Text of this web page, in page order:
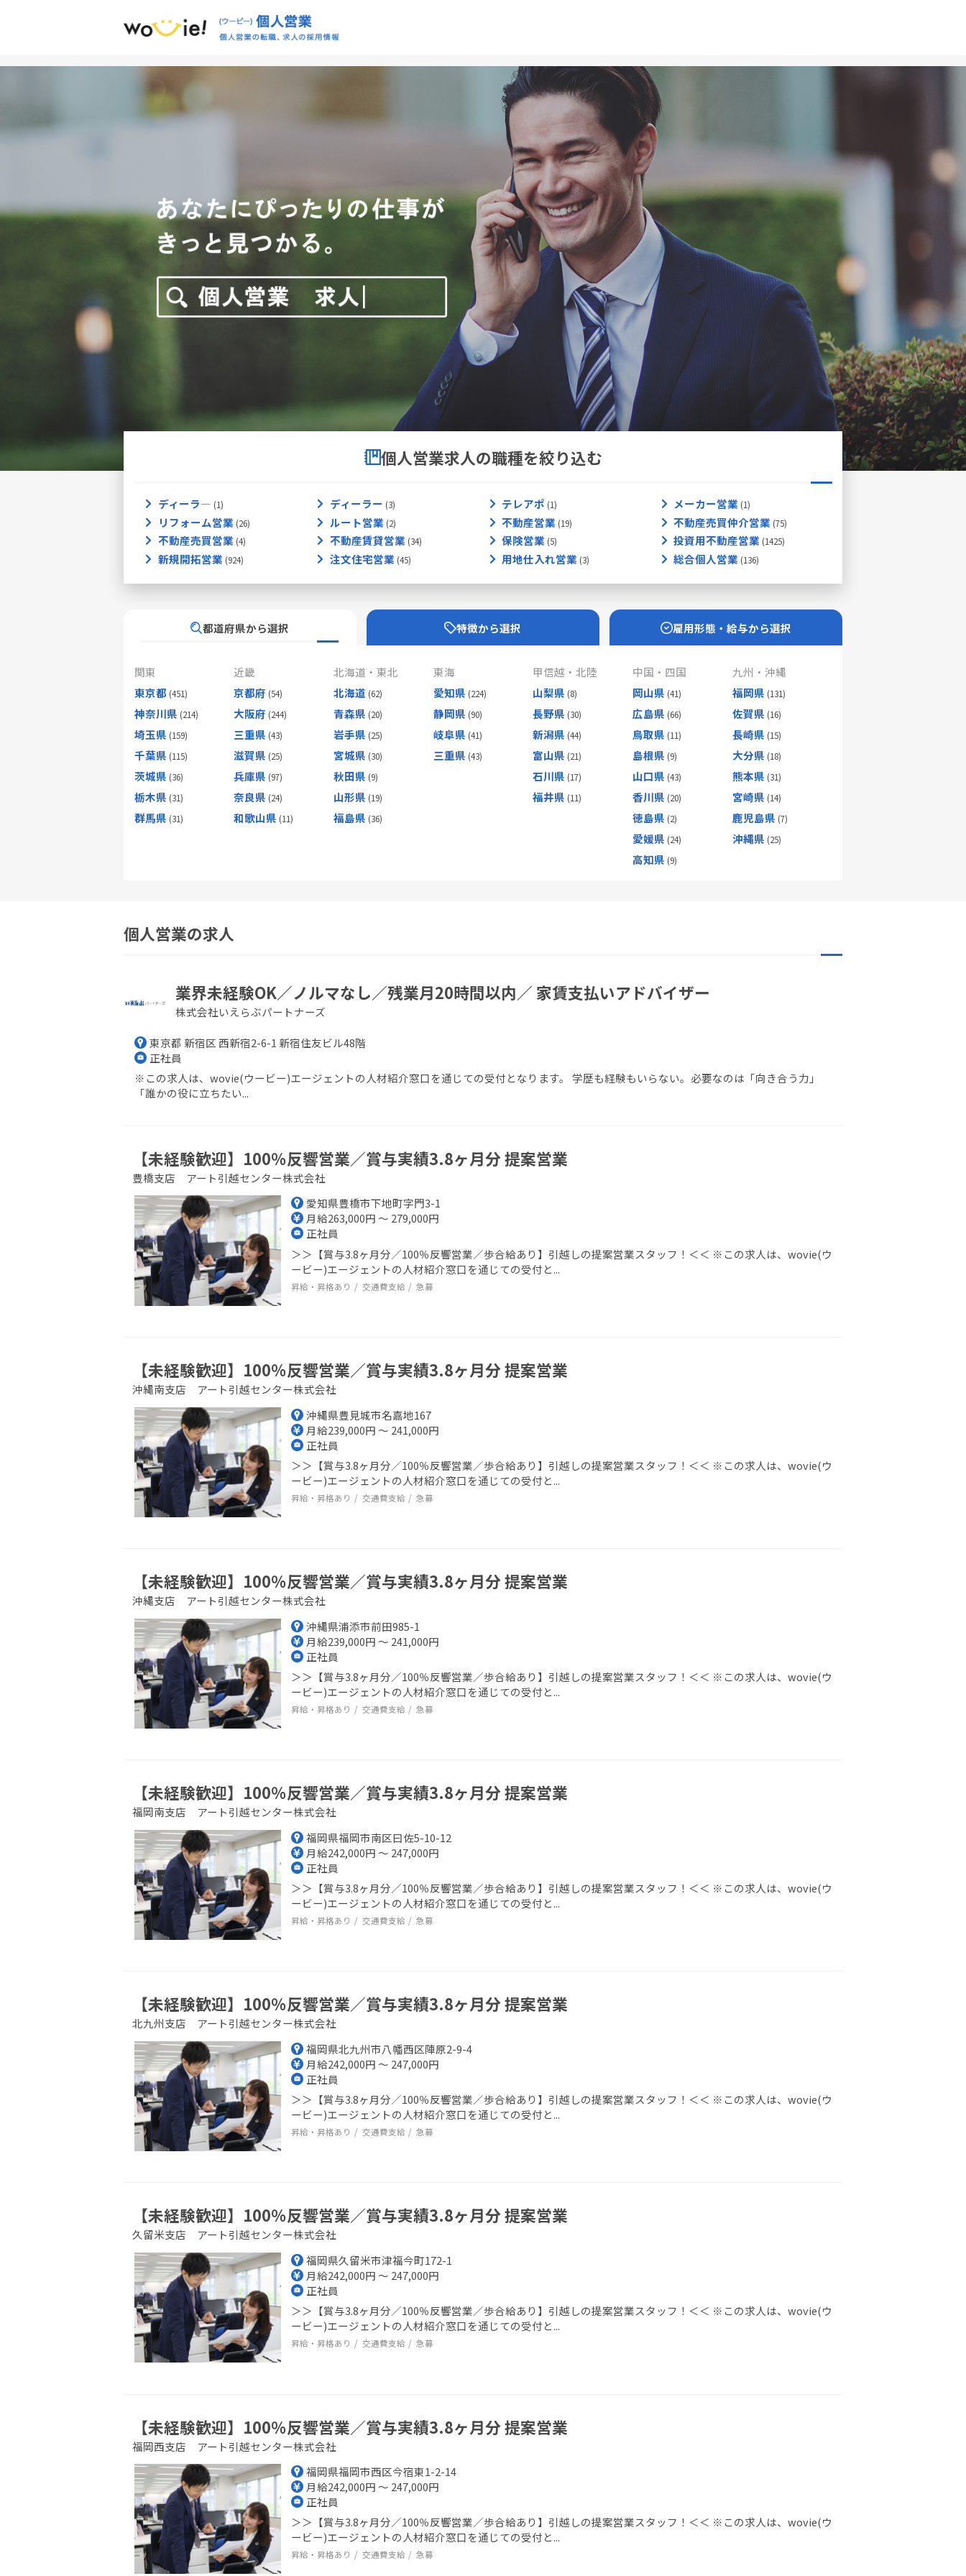
個人営業求人の職種を絞り込む
ディーラ― ディーラー テレアポ
メーカー営業
リフォーム営業
ルート営業 不動産営業
不動産売買仲介営業
不動産売買営業
不動産賃貸営業 保険営業
投資用不動産営業
新規開拓営業
注文住宅営業 用地仕入れ営業 総合個人営業
都道府県から選択
関東
東京都
神奈川県
埼玉県
千葉県
茨城県
栃木県
群馬県
近畿
京都府
大阪府
三重県
滋賀県
兵庫県
奈良県
和歌山県
北海道・東北
北海道
青森県
岩手県
宮城県
秋田県
山形県
福島県
東海
愛知県
静岡県
岐阜県
三重県
甲信越・北陸
山梨県
長野県
新潟県
富山県
石川県
福井県
中国・四国
岡山県
広島県
鳥取県
島根県
山口県
香川県
徳島県
愛媛県
高知県
九州・沖縄
福岡県
佐賀県
長崎県
大分県
熊本県
宮崎県
鹿児島県
沖縄県
雇用形態・給与から選択
特徴から選択
個人営業の求人
業界未経験OK／ノルマなし／残業月20時間以内／ 家賃支払いアドバイザー
株式会社いえらぶパートナーズ
東京都 新宿区 西新宿2-6-1 新宿住友ビル48階
正社員
※この求人は、wovie(ウービー)エージェントの人材紹介窓口を通じての受付となります。 学歴も経験もいらない。必要なのは「向き合う力」
「誰かの役に立ちたい...
【未経験歓迎】100％反響営業／賞与実績3.8ヶ月分 提案営業
豊橋支店 アート引越センター株式会社
愛知県豊橋市下地町字門3-1
月給263,000円 ～ 279,000円
正社員
＞＞【賞与3.8ヶ月分／100％反響営業／歩合給あり】引越しの提案営業スタッフ！＜＜ ※この求人は、wovie(ウ
ービー)エージェントの人材紹介窓口を通じての受付と...
昇給・昇格あり 交通費支給 急募
【未経験歓迎】100％反響営業／賞与実績3.8ヶ月分 提案営業
沖縄南支店 アート引越センター株式会社
沖縄県豊見城市名嘉地167
月給239,000円 ～ 241,000円
正社員
＞＞【賞与3.8ヶ月分／100％反響営業／歩合給あり】引越しの提案営業スタッフ！＜＜ ※この求人は、wovie(ウ
ービー)エージェントの人材紹介窓口を通じての受付と...
昇給・昇格あり 交通費支給 急募
【未経験歓迎】100％反響営業／賞与実績3.8ヶ月分 提案営業
沖縄支店 アート引越センター株式会社
沖縄県浦添市前田985-1
月給239,000円 ～ 241,000円
正社員
＞＞【賞与3.8ヶ月分／100％反響営業／歩合給あり】引越しの提案営業スタッフ！＜＜ ※この求人は、wovie(ウ
ービー)エージェントの人材紹介窓口を通じての受付と...
昇給・昇格あり 交通費支給 急募
【未経験歓迎】100％反響営業／賞与実績3.8ヶ月分 提案営業
福岡南支店 アート引越センター株式会社
福岡県福岡市南区曰佐5-10-12
月給242,000円 ～ 247,000円
正社員
＞＞【賞与3.8ヶ月分／100％反響営業／歩合給あり】引越しの提案営業スタッフ！＜＜ ※この求人は、wovie(ウ
ービー)エージェントの人材紹介窓口を通じての受付と...
昇給・昇格あり 交通費支給 急募
【未経験歓迎】100％反響営業／賞与実績3.8ヶ月分 提案営業
北九州支店 アート引越センター株式会社
福岡県北九州市八幡西区陣原2-9-4
月給242,000円 ～ 247,000円
正社員
＞＞【賞与3.8ヶ月分／100％反響営業／歩合給あり】引越しの提案営業スタッフ！＜＜ ※この求人は、wovie(ウ
ービー)エージェントの人材紹介窓口を通じての受付と...
昇給・昇格あり 交通費支給 急募
【未経験歓迎】100％反響営業／賞与実績3.8ヶ月分 提案営業
久留米支店 アート引越センター株式会社
福岡県久留米市津福今町172-1
月給242,000円 ～ 247,000円
正社員
＞＞【賞与3.8ヶ月分／100％反響営業／歩合給あり】引越しの提案営業スタッフ！＜＜ ※この求人は、wovie(ウ
ービー)エージェントの人材紹介窓口を通じての受付と...
昇給・昇格あり 交通費支給 急募
【未経験歓迎】100％反響営業／賞与実績3.8ヶ月分 提案営業
福岡西支店 アート引越センター株式会社
福岡県福岡市西区今宿東1-2-14
月給242,000円 ～ 247,000円
正社員
＞＞【賞与3.8ヶ月分／100％反響営業／歩合給あり】引越しの提案営業スタッフ！＜＜ ※この求人は、wovie(ウ
ービー)エージェントの人材紹介窓口を通じての受付と...
昇給・昇格あり 交通費支給 急募